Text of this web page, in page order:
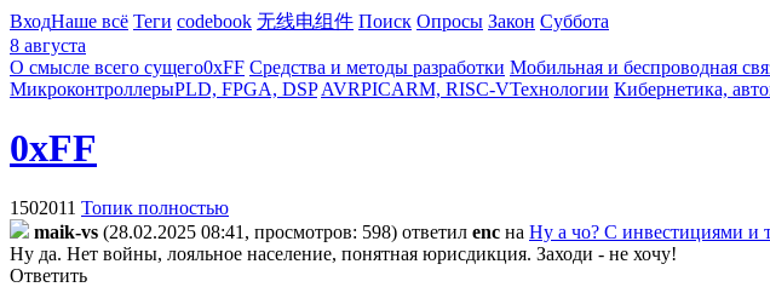
ВходНаше всё Теги codebook 无线电组件 Поиск Опросы Закон Суббота
8 августа
О смысле всего сущего0xFF Средства и методы разработки Мобильная и беспроводная
МикроконтроллерыPLD, FPGA, DSP AVRPICARM, RISC-VТехнологии Кибернетика,
0xFF
1502011 Топик полностью
maik-vs (28.02.2025 08:41, просмотров: 598) ответил enc на Ну а чо? С инвестициями и
Ну да. Нет войны, лояльное население, понятная юрисдикция. Заходи - не хочу!
Ответить